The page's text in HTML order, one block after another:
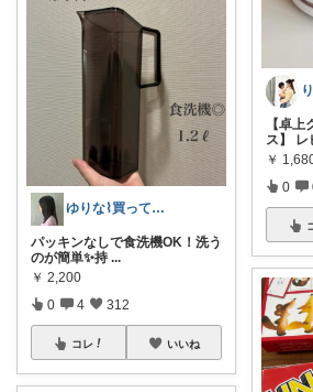
ゆりな⌇買ってよかったもの🌿
パッキンなしで食洗機OK！洗う
のが簡単✨持 ...
￥ 2,200
0 4 312
コレ いいね
【卓
ス】 レ
￥
0